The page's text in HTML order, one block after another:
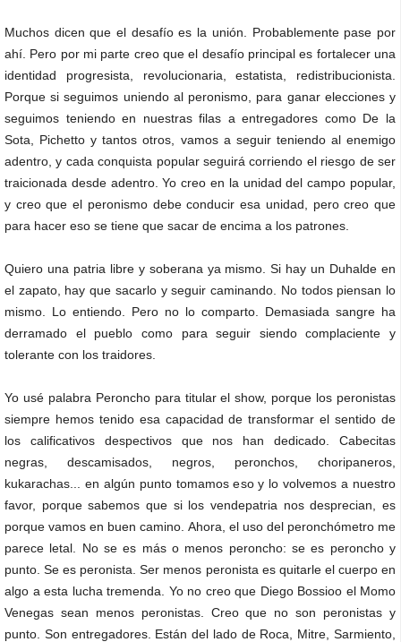
Muchos dicen que el desafío es la unión. Probablemente pase por
ahí. Pero por mi parte creo que el desafío principal es fortalecer una
identidad progresista, revolucionaria, estatista, redistribucionista.
Porque si seguimos uniendo al peronismo, para ganar elecciones y
seguimos teniendo en nuestras filas a entregadores como De la
Sota, Pichetto y tantos otros, vamos a seguir teniendo al enemigo
adentro, y cada conquista popular seguirá corriendo el riesgo de ser
traicionada desde adentro. Yo creo en la unidad del campo popular,
y creo que el peronismo debe conducir esa unidad, pero creo que
para hacer eso se tiene que sacar de encima a los patrones.
Quiero una patria libre y soberana ya mismo. Si hay un Duhalde en
el zapato, hay que sacarlo y seguir caminando. No todos piensan lo
mismo. Lo entiendo. Pero no lo comparto. Demasiada sangre ha
derramado el pueblo como para seguir siendo complaciente y
tolerante con los traidores.
Yo usé palabra Peroncho para titular el show, porque los peronistas
siempre hemos tenido esa capacidad de transformar el sentido de
los calificativos despectivos que nos han dedicado. Cabecitas
negras, descamisados, negros, peronchos, choripaneros,
kukarachas... en algún punto tomamos eso y lo volvemos a nuestro
favor, porque sabemos que si los vendepatria nos desprecian, es
porque vamos en buen camino. Ahora, el uso del peronchómetro me
parece letal. No se es más o menos peroncho: se es peroncho y
punto. Se es peronista. Ser menos peronista es quitarle el cuerpo en
algo a esta lucha tremenda. Yo no creo que Diego Bossioo el Momo
Venegas sean menos peronistas. Creo que no son peronistas y
punto. Son entregadores. Están del lado de Roca, Mitre, Sarmiento,